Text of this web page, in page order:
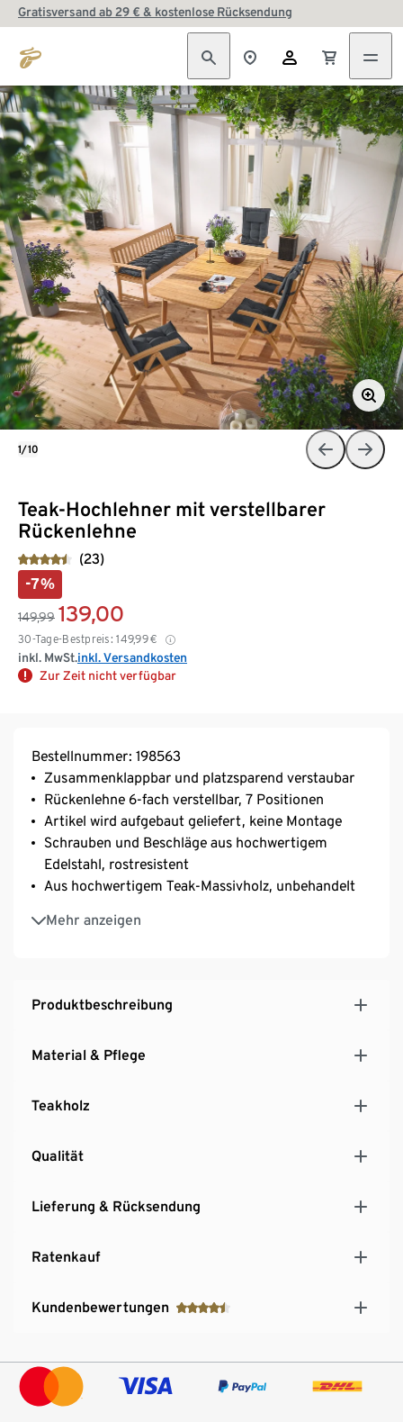
Gratisversand ab 29 € & kostenlose Rücksendung
Teak-Hochlehner mit verstellbarer
Rückenlehne
(23)
-7%
149,99 139,00
30-Tage-Bestpreis: 149,99€
inkl. MwSt.inkl. Versandkosten
Zur Zeit nicht verfügbar
1/10
Bestellnummer: 198563
Zusammenklappbar und platzsparend verstaubar
Rückenlehne 6-fach verstellbar, 7 Positionen
Artikel wird aufgebaut geliefert, keine Montage
Schrauben und Beschläge aus hochwertigem
Edelstahl, rostresistent
Aus hochwertigem Teak-Massivholz, unbehandelt
Mehr anzeigen
UV- und witterungsbeständig
Ein Element aus unserer Premium-Teak-Serie
Produktbeschreibung
Material & Pflege
Teakholz
Qualität
Lieferung & Rücksendung
Ratenkauf
Kundenbewertungen